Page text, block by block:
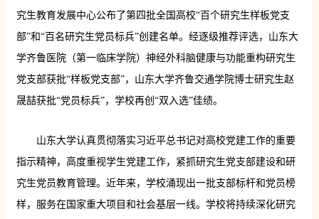
究生教育发展中心公布了第四批全国高校“百个研究生样板党支
部”和“百名研究生党员标兵”创建名单。经逐级推荐评选，山东大
学齐鲁医院（第一临床学院）神经外科脑健康与功能重构研究生
党支部获批“样板党支部”，山东大学齐鲁交通学院博士研究生赵
晟喆获批“党员标兵”，学校再创“双入选”佳绩。
山东大学认真贯彻落实习近平总书记对高校党建工作的重要
指示精神，高度重视学生党建工作，紧抓研究生党支部建设和研
究生党员教育管理。近年来，学校涌现出一批支部标杆和党员榜
样，服务在国家重大项目和社会基层一线。学校将持续深化研究